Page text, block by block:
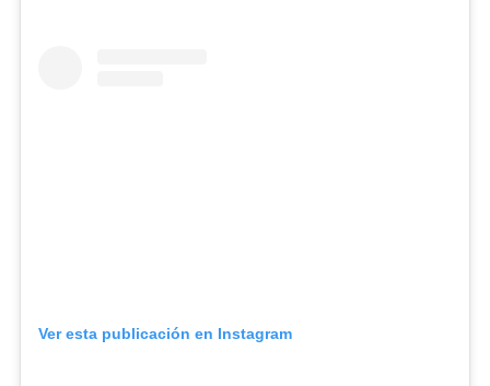
Ver esta publicación en Instagram